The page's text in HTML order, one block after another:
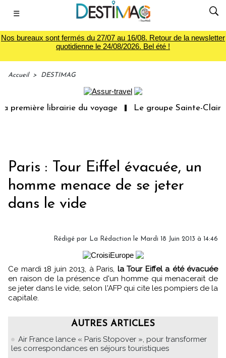
☰
Nos bureaux sont fermés du 27/07 au 16/08. Retour de la newsletter
quotidienne le 24/08/2026. Bel été !
Accueil > DESTIMAG
première librairie du voyage Le groupe Sainte-Claire
Paris : Tour Eiffel évacuée, un
homme menace de se jeter
dans le vide
Rédigé par La Rédaction le Mardi 18 Juin 2013 à 14:46
Ce mardi 18 juin 2013, à Paris, la Tour Eiffel a été évacuée
en raison de la présence d'un homme qui menacerait de
se jeter dans le vide, selon l'AFP qui cite les pompiers de la
capitale.
AUTRES ARTICLES
Air France lance « Paris Stopover », pour transformer
les correspondances en séjours touristiques